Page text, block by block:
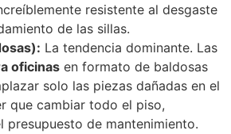
resistente al desgaste
de las sillas.
La tendencia dominante. Las
oficinas en formato de baldosas
solo las piezas dañadas en el
que cambiar todo el piso,
presupuesto de mantenimiento.